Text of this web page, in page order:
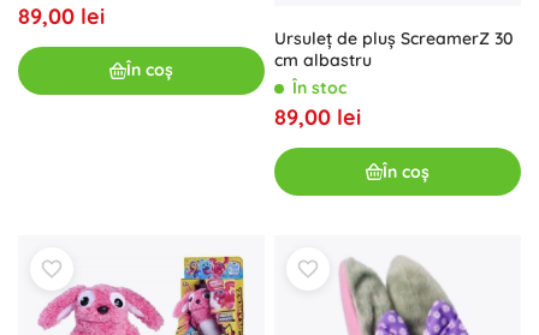
89,00 lei
În coș
Ursuleț de pluș ScreamerZ 30
cm albastru
În stoc
89,00 lei
În coș